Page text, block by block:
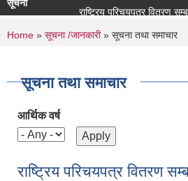
सूचना
राष्ट्रिय परिचयपत्र वितरण
You are here
Home » सूचना /जानकारी» सूचना तथा समाचार
सूचना तथा समाचार
आर्थिक वर्ष
राष्ट्रिय परिचयपत्र वितरण